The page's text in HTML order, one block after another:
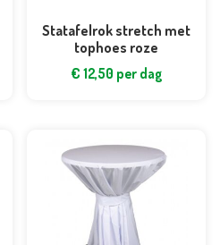
Statafelrok stretch met
tophoes roze
€ 12,50 per dag